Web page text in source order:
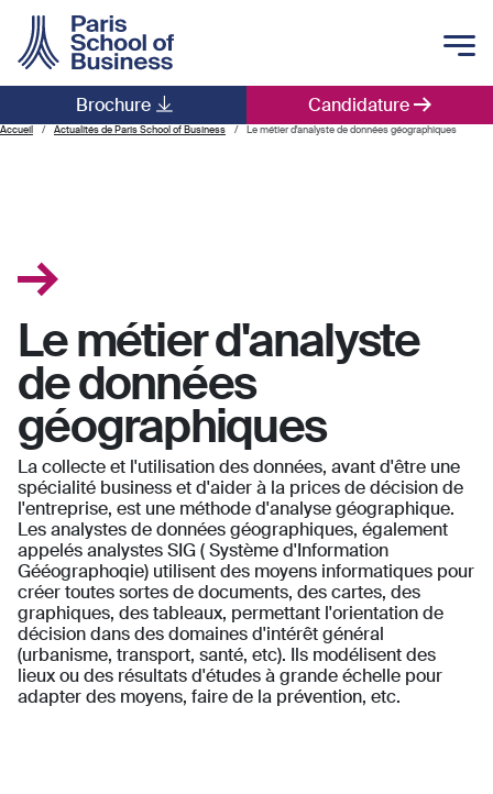
Candidature
Brochure
Main navigation
Accueil Actualités de Paris School of Business Le métier d'analyste de données géographiques
Le métier d'analyste
de données
géographiques
La collecte et l'utilisation des données, avant d'être une
spécialité business et d'aider à la prices de décision de
l'entreprise, est une méthode d'analyse géographique.
Les analystes de données géographiques, également
appelés analystes SIG ( Système d'Information
Gééographoqie) utilisent des moyens informatiques pour
créer toutes sortes de documents, des cartes, des
graphiques, des tableaux, permettant l'orientation de
décision dans des domaines d'intérêt général
(urbanisme, transport, santé, etc). Ils modélisent des
lieux ou des résultats d'études à grande échelle pour
adapter des moyens, faire de la prévention, etc.